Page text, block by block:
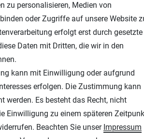
Datenschutz Impressum
Shops:
Kompressoren, Airbrushfarben
Siebdruck und Plotterfolien
zu personalisieren, Medien von
oder Zugriffe auf unsere Website
erfolgt erst durch gesetzte
Daten mit Dritten, die wir in den
kann mit Einwilligung oder aufgrund
erfolgen. Die Zustimmung kann
werden. Es besteht das Recht, nicht
Einwilligung zu einem späteren
Beachten Sie unser Impressum